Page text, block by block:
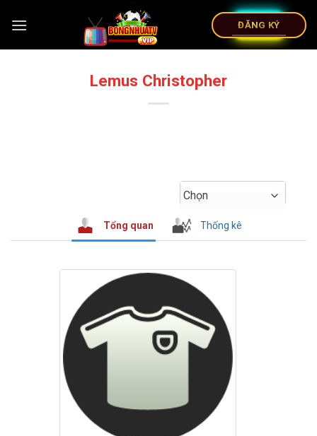
ĐĂNG KÝ
Lemus Christopher
Chọn
Tổng quan Thống kê